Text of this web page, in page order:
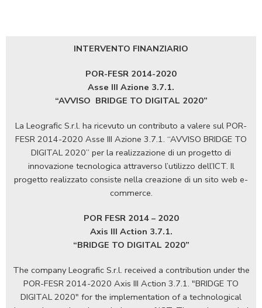
INTERVENTO FINANZIARIO
POR-FESR 2014-2020
Asse III Azione 3.7.1.
“AVVISO BRIDGE TO DIGITAL 2020”
La Leografic S.r.l. ha ricevuto un contributo a valere sul POR-
FESR 2014-2020 Asse III Azione 3.7.1. “AVVISO BRIDGE TO
DIGITAL 2020” per la realizzazione di un progetto di
innovazione tecnologica attraverso l’utilizzo dell’ICT. Il
progetto realizzato consiste nella creazione di un sito web e-
commerce.
POR FESR 2014 – 2020
Axis III Action 3.7.1.
“BRIDGE TO DIGITAL 2020”
The company Leografic S.r.l. received a contribution under the
POR-FESR 2014-2020 Axis III Action 3.7.1. "BRIDGE TO
DIGITAL 2020" for the implementation of a technological